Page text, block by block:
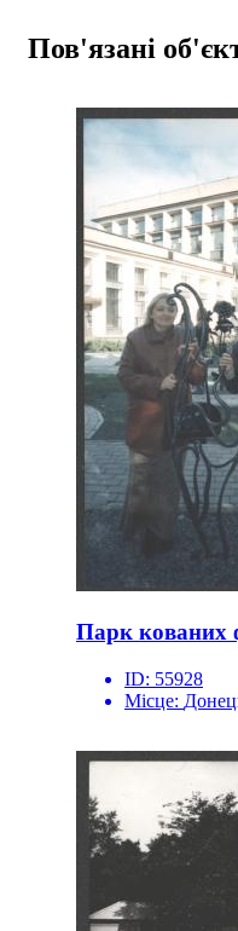
Пов'язані
Парк кованих
ID: 55928
Місце: